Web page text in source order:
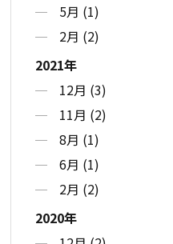
5月 (1)
2月 (2)
2021年
12月 (3)
11月 (2)
8月 (1)
6月 (1)
2月 (2)
2020年